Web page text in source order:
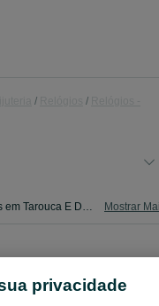
Navegue pelos últimos anúncios de Relógios em Tarouca E Dálvares no OLX Portugal. Compre e venda produtos locais com facilidade e segurança. Mostrar
privacidade